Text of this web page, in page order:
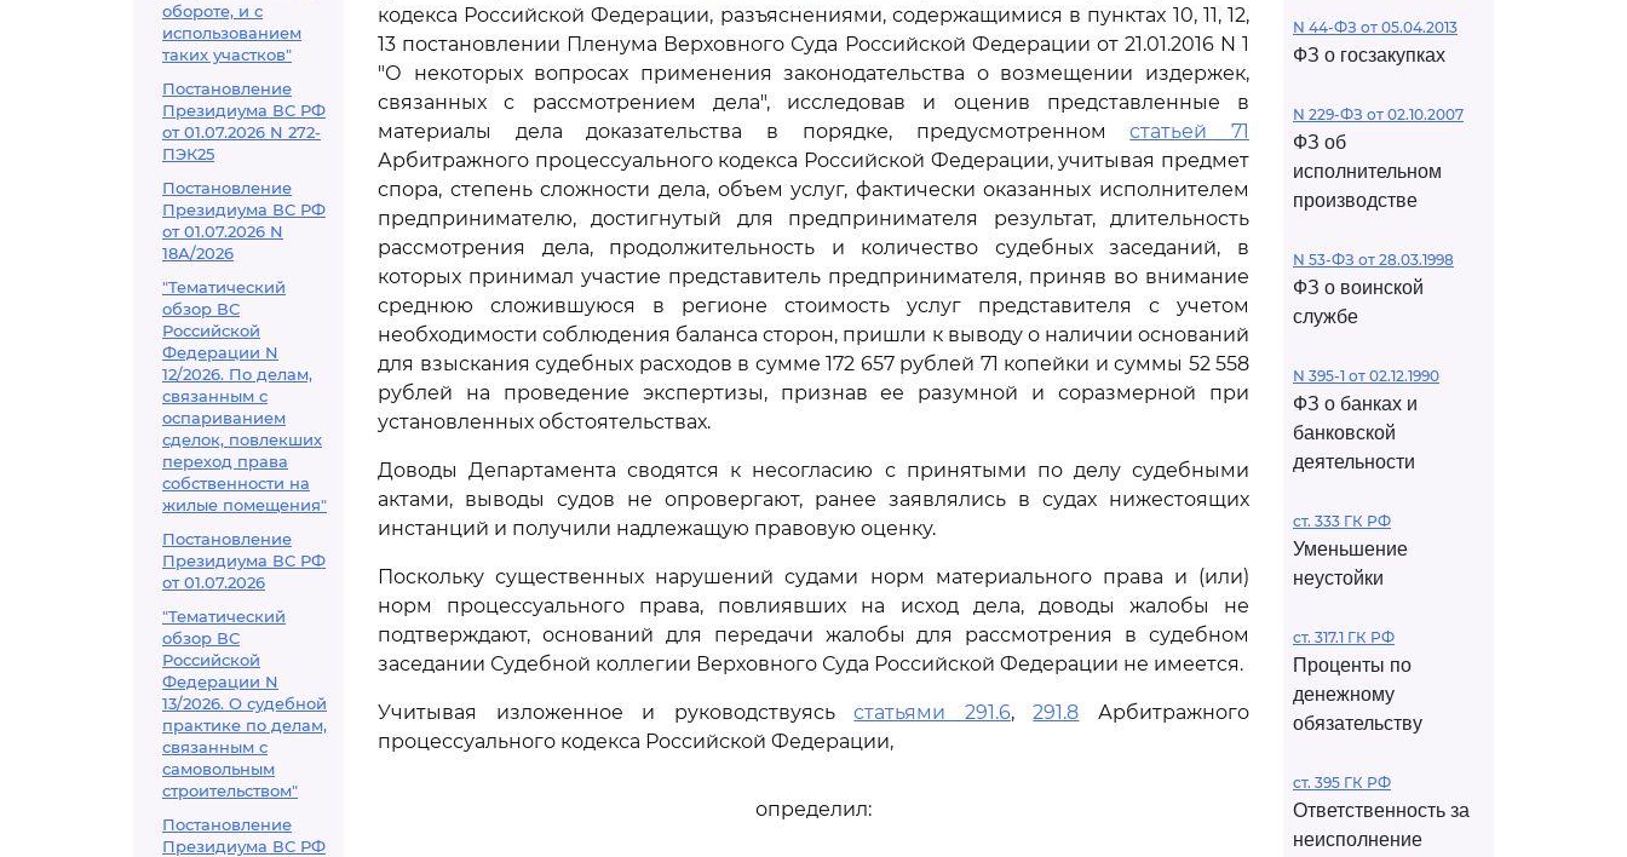
обороте, и с
использованием
таких участков"
Постановление
Президиума ВС РФ
от 01.07.2026 N 272-
ПЭК25
Постановление
Президиума ВС РФ
от 01.07.2026 N
18А/2026
"Тематический
обзор ВС
Российской
Федерации N
12/2026. По делам,
связанным с
оспариванием
сделок, повлекших
переход права
собственности на
жилые помещения"
Постановление
Президиума ВС РФ
от 01.07.2026
"Тематический
обзор ВС
Российской
Федерации N
13/2026. О судебной
практике по делам,
связанным с
самовольным
строительством"
Постановление
Президиума ВС РФ
кодекса Российской Федерации, разъяснениями, содержащимися в пунктах 10, 11, 12,
13 постановлении Пленума Верховного Суда Российской Федерации от 21.01.2016 N 1
"О некоторых вопросах применения законодательства о возмещении издержек,
связанных с рассмотрением дела", исследовав и оценив представленные в
материалы дела доказательства в порядке, предусмотренномстатьей 71
Арбитражного процессуального кодекса Российской Федерации, учитывая предмет
спора, степень сложности дела, объем услуг, фактически оказанных исполнителем
предпринимателю, достигнутый для предпринимателя результат, длительность
рассмотрения дела, продолжительность и количество судебных заседаний, в
которых принимал участие представитель предпринимателя, приняв во внимание
среднюю сложившуюся в регионе стоимость услуг представителя с учетом
необходимости соблюдения баланса сторон, пришли к выводу о наличии оснований
для взыскания судебных расходов в сумме 172 657 рублей 71 копейки и суммы 52 558
рублей на проведение экспертизы, признав ее разумной и соразмерной при
установленных обстоятельствах.
Доводы Департамента сводятся к несогласию с принятыми по делу судебными
актами, выводы судов не опровергают, ранее заявлялись в судах нижестоящих
инстанций и получили надлежащую правовую оценку.
Поскольку существенных нарушений судами норм материального права и (или)
норм процессуального права, повлиявших на исход дела, доводы жалобы не
подтверждают, оснований для передачи жалобы для рассмотрения в судебном
заседании Судебной коллегии Верховного Суда Российской Федерации не имеется.
Учитывая изложенное и руководствуясьстатьями 291.6,291.8 Арбитражного
процессуального кодекса Российской Федерации,
определил:
N 44-ФЗ от 05.04.2013
ФЗ о госзакупках
N 229-ФЗ от 02.10.2007
ФЗ об
исполнительном
производстве
N 53-ФЗ от 28.03.1998
ФЗ о воинской
службе
N 395-1 от 02.12.1990
ФЗ о банках и
банковской
деятельности
ст. 333 ГК РФ
Уменьшение
неустойки
ст. 317.1 ГК РФ
Проценты по
денежному
обязательству
ст. 395 ГК РФ
Ответственность за
неисполнение